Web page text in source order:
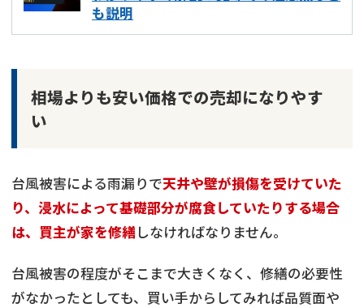
も説明
相場よりも安い価格での売却になりやす
い
台風被害による雨漏りで天井や壁が損傷を受けていた
り、浸水によって基礎部分が腐食していたりする場合
は、買主が家を修繕しなければなりません。
台風被害の程度がそこまで大きくなく、修繕の必要性
がなかったとしても、買い手からしてみれば品質面や